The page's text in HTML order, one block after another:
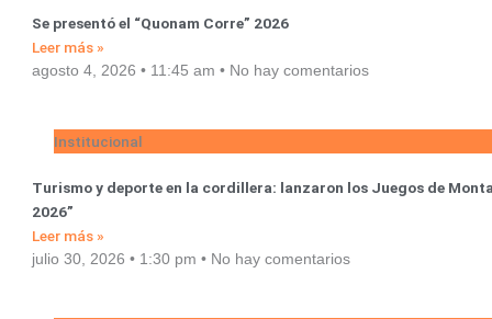
Se presentó el “Quonam Corre” 2026
Leer más »
agosto 4, 2026 11:45 am No hay comentarios
Institucional
Turismo y deporte en la cordillera: lanzaron los Juegos de
2026”
Leer más »
julio 30, 2026 1:30 pm No hay comentarios